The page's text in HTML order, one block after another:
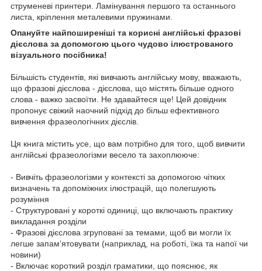
струменеві принтери. Ламінування першого та останнього
листа, кріплення металевими пружинами.
Опануйте найпоширеніші та корисні англійські фразові
дієслова за допомогою цього чудово ілюстрованого
візуального посібника!
Більшість студентів, які вивчають англійську мову, вважають,
що фразові дієслова - дієслова, що містять більше одного
слова - важко засвоїти. Не здавайтеся ще! Цей довідник
пропонує свіжий наочний підхід до більш ефективного
вивчення фразеологічних дієслів.
Ця книга містить усе, що вам потрібно для того, щоб вивчити
англійські фразеологізми весело та захоплююче:
- Вивчіть фразеологізми у контексті за допомогою чітких
визначень та допоміжних ілюстрацій, що полегшують
розуміння
- Структуровані у короткі одиниці, що включають практику
викладання розділи
- Фразові дієслова згруповані за темами, щоб ви могли їх
легше запам’ятовувати (наприклад, на роботі, їжа та напої чи
новини)
- Включає короткий розділ граматики, що пояснює, як